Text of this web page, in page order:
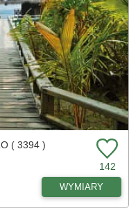
( 3394 )
142
WYMIARY